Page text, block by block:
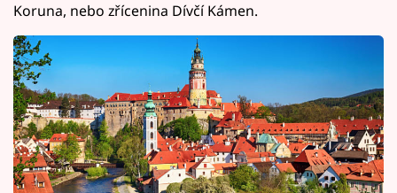
Koruna, nebo zřícenina Dívčí Kámen.